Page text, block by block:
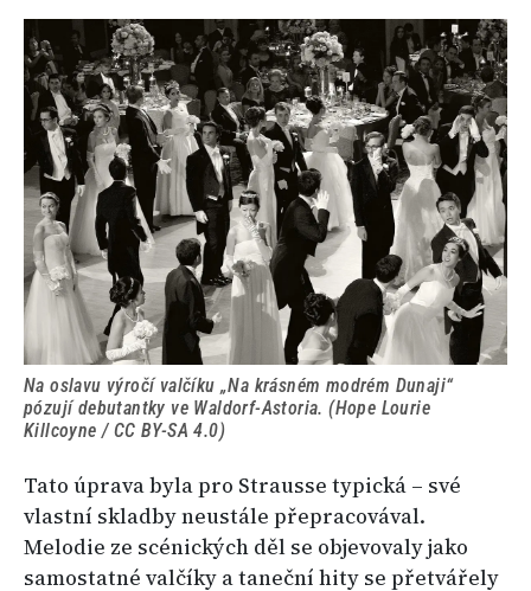
Na oslavu výročí valčíku „Na krásném modrém Dunaji“
pózují debutantky ve Waldorf-Astoria. (Hope Lourie
Killcoyne / CC BY-SA 4.0)
Tato úprava byla pro Strausse typická – své
vlastní skladby neustále přepracovával.
Melodie ze scénických děl se objevovaly jako
samostatné valčíky a taneční hity se přetvářely